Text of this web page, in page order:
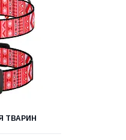
ТВАРИН